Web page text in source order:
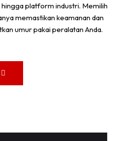
platform industri. Memilih
memastikan keamanan dan
umur pakai peralatan Anda.